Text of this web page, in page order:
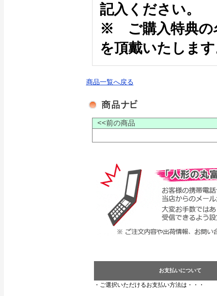
記入ください。
※ ご購入特典の
を頂戴いたしま
商品一覧へ戻る
<<前の商品
お支払いについて
・ご選択いただけるお支払い方法は・・・